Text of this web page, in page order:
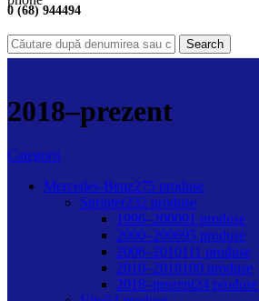
0 (68) 944494
Search
2018–prezent
Categorii
Mercedes-Benz275 produse
Sprinter232 produse
1996–200091 produse
2000–200695 produse
2006–2010111 produse
2010–2018109 produse
2018–prezent24 produse